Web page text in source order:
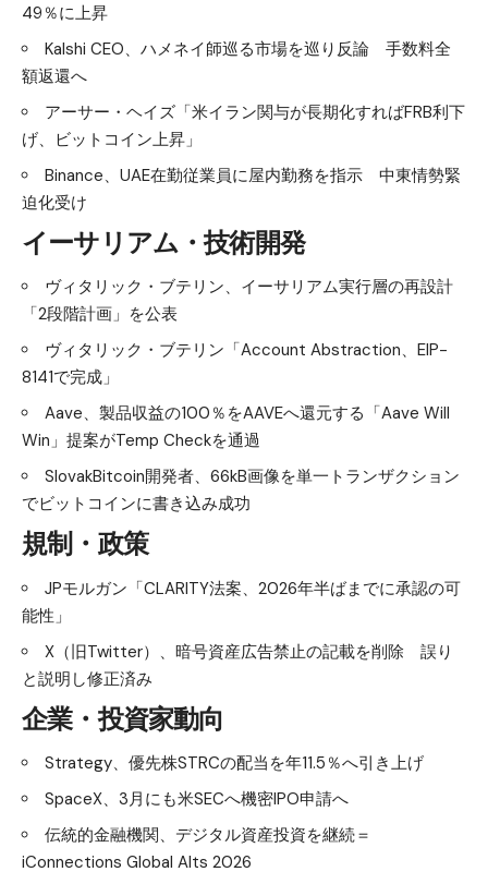
49％に上昇
Kalshi CEO、ハメネイ師巡る市場を巡り反論 手数料全
額返還へ
アーサー・ヘイズ「米イラン関与が長期化すればFRB利下
げ、ビットコイン上昇」
Binance、UAE在勤従業員に屋内勤務を指示 中東情勢緊
迫化受け
イーサリアム・技術開発
ヴィタリック・ブテリン、イーサリアム実行層の再設計
「2段階計画」を公表
ヴィタリック・ブテリン「Account Abstraction、EIP-
8141で完成」
Aave、製品収益の100％をAAVEへ還元する「Aave Will
Win」提案がTemp Checkを通過
SlovakBitcoin開発者、66kB画像を単一トランザクション
でビットコインに書き込み成功
規制・政策
JPモルガン「CLARITY法案、2026年半ばまでに承認の可
能性」
X（旧Twitter）、暗号資産広告禁止の記載を削除 誤り
と説明し修正済み
企業・投資家動向
Strategy、優先株STRCの配当を年11.5％へ引き上げ
SpaceX、3月にも米SECへ機密IPO申請へ
伝統的金融機関、デジタル資産投資を継続＝
iConnections Global Alts 2026